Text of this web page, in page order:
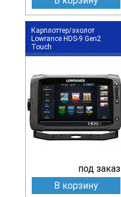
Карплоттер/эхолот
Lowrance HDS-9 Gen2
Touch
под заказ
В корзину